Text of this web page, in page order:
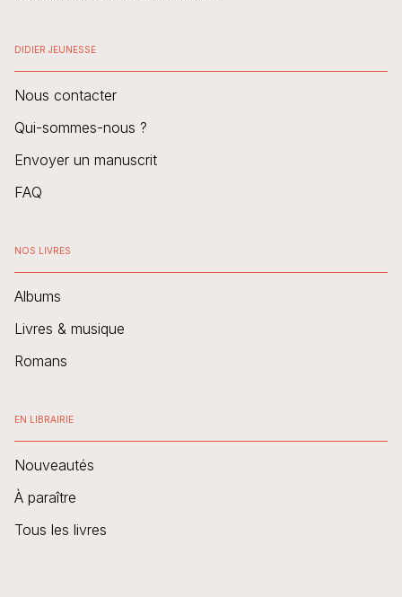
DIDIER JEUNESSE
Nous contacter
Qui-sommes-nous ?
Envoyer un manuscrit
FAQ
NOS LIVRES
Albums
Livres & musique
Romans
EN LIBRAIRIE
Nouveautés
À paraître
Tous les livres